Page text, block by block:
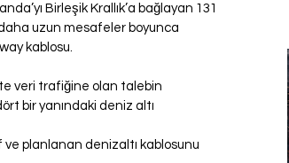
Birleşik Krallık’a bağlayan 131
uzun mesafeler boyunca
kablosu.
veri trafiğine olan talebin
bir yanındaki deniz altı
ve planlanan denizaltı kablosunu